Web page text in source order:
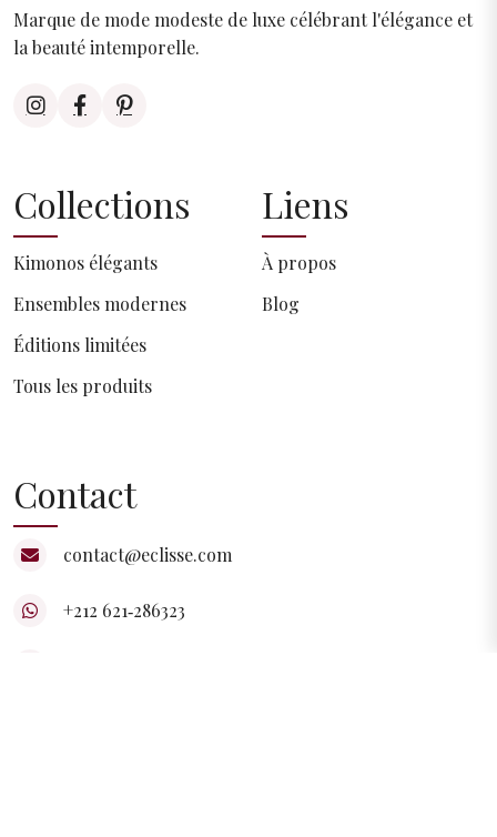
Marque de mode modeste de luxe célébrant l'élégance et
la beauté intemporelle.
Collections
Kimonos élégants
Ensembles modernes
Éditions limitées
Tous les produits
Liens
À propos
Blog
Contact
contact@eclisse.com
+212 621‑286323‬